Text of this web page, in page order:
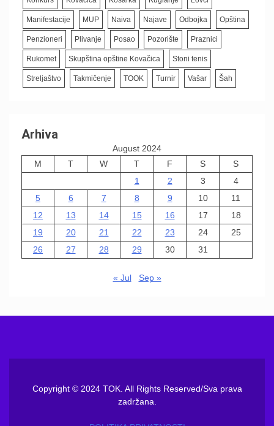
Manifestacije MUP Naiva Najave Odbojka Opština
Penzioneri Plivanje Posao Pozorište Praznici
Rukomet Skupština opštine Kovačica Stoni tenis
Streljaštvo Takmičenje TOOK Turnir Vašar Šah
Arhiva
August 2024
M
T W T F S
S
1
2 3
4
5
6 7 8 9 10
11
12
13 14 15 16 17
18
19
20 21 22 23 24
25
26
27 28 29 30 31
« Jul Sep »
Copyright © 2024 TOK. All Rights Reserved/Sva prava
zadržana.